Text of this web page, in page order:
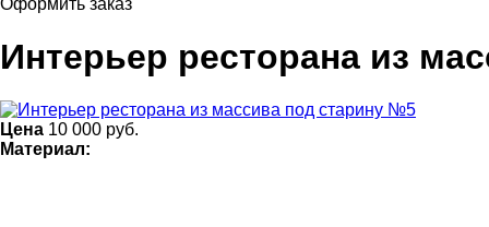
Оформить заказ
Интерьер ресторана из
Цена 10 000 руб.
Материал: